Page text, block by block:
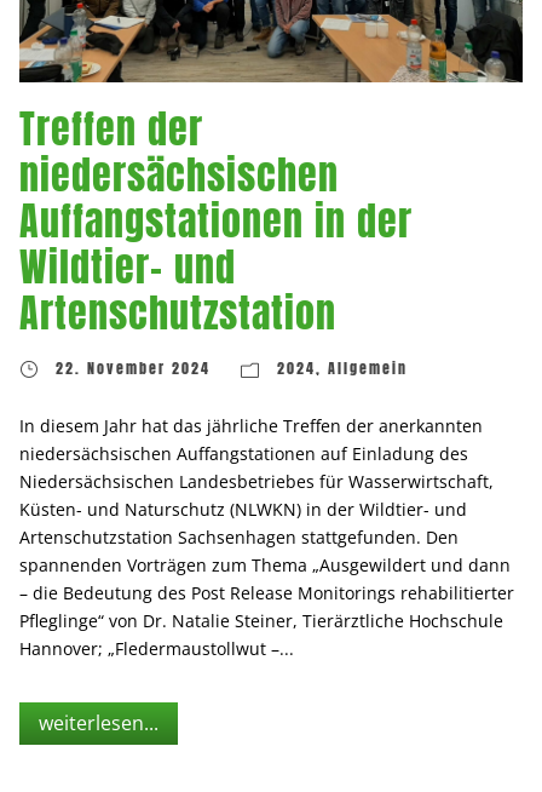
Treffen der
niedersächsischen
Auffangstationen in der
Wildtier- und
Artenschutzstation
22. November 2024 2024, Allgemein
In diesem Jahr hat das jährliche Treffen der anerkannten
niedersächsischen Auffangstationen auf Einladung des
Niedersächsischen Landesbetriebes für Wasserwirtschaft,
Küsten- und Naturschutz (NLWKN) in der Wildtier- und
Artenschutzstation Sachsenhagen stattgefunden. Den
spannenden Vorträgen zum Thema „Ausgewildert und dann
– die Bedeutung des Post Release Monitorings rehabilitierter
Pfleglinge“ von Dr. Natalie Steiner, Tierärztliche Hochschule
Hannover; „Fledermaustollwut –...
weiterlesen...